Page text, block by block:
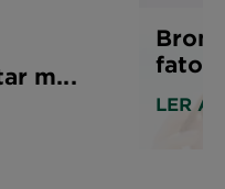
m...
fator
LER